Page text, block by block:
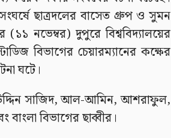
ছাত্রদলের বাসেত গ্রুপ ও সুমন
নভেম্বর) দুপুরে বিশ্ববিদ্যালয়ের
বিভাগের চেয়ারম্যানের কক্ষের
ঘটে।
সাজিদ, আল-আমিন, আশরাফুল,
বাংলা বিভাগের ছাব্বীর।